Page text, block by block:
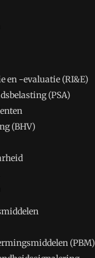
en -evaluatie (RI&E)
(PSA)
(BHV)
(PBM)